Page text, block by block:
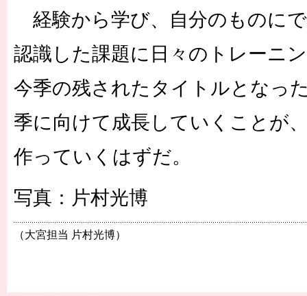
経験から学び、自分のものに
認識した課題に日々のトレーニ
今季の残されたタイトルとなっ
季に向けて成長していくことが
作っていくはずだ。
写真：片村光博
（大宮担当 片村光博）